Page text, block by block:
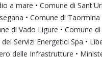
a mare • Comune di
• Comune di
di Vado Ligure • Comune
Servizi Energetici Spa •
delle Infrastrutture •